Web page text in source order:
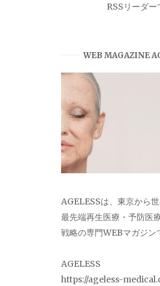
RSSリーダー
WEB MAGAZINE
AGELESSは、東京から
最先端再生医療・予防医
戦略の専門WEBマガジン
AGELESS
https://ageless-